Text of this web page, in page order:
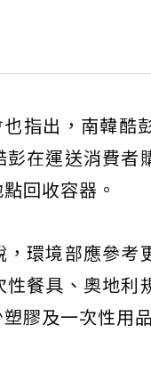
指出，南韓酷
在運送消費
回收容器。
環境部應參
餐具、奧地
膠及一次性用